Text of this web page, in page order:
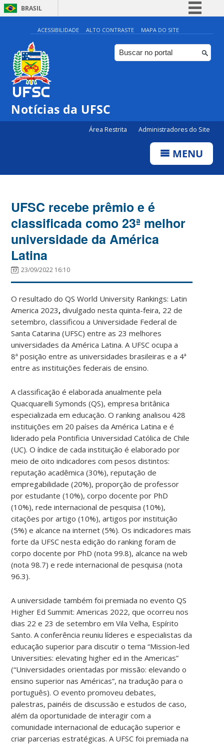
BRASIL
Simplifique!
Comunica BR
Participe
ACESSIBILIDADE ALTO CONTRASTE MAPA DO SITE
Notícias da UFSC
Área Restrita Administradores do Site
MENU
UFSC recebe prêmio e é
classificada como 23ª melhor
universidade da América
Latina
23/09/2022 16:10
O resultado do QS World University Rankings: Latin
America 2023, divulgado nesta quinta-feira, 22 de
setembro, classificou a Universidade Federal de
Santa Catarina (UFSC) entre as 23 melhores
universidades da América Latina. A UFSC ocupa a
8ª posição entre as universidades brasileiras e a 4ª
entre as instituições federais de ensino.
A classificação é elaborada anualmente pela
Quacquarelli Symonds (QS), empresa britânica
especializada em educação. O ranking analisou 428
instituições em 20 países da América Latina e é
liderado pela Pontificia Universidad Católica de Chile
(UC). O índice de cada instituição é elaborado por
meio de oito indicadores com pesos distintos:
reputação acadêmica (30%), reputação de
empregabilidade (20%), proporção de professor
por estudante (10%), corpo docente por PhD
(10%), rede internacional de pesquisa (10%),
citações por artigo (10%), artigos por instituição
(5%) e alcance na internet (5%). Os indicadores mais
forte da UFSC nesta edição do ranking foram de
corpo docente por PhD (nota 99.8), alcance na web
(nota 98.7) e rede internacional de pesquisa (nota
96.3).
A universidade também foi premiada no evento QS
Higher Ed Summit: Americas 2022, que ocorreu nos
dias 22 e 23 de setembro em Vila Velha, Espírito
Santo. A conferência reuniu líderes e especialistas da
educação superior para discutir o tema “Mission-led
Universities: elevating higher ed in the Americas”
(“Universidades orientadas por missão: elevando o
ensino superior nas Américas”, na tradução para o
português). O evento promoveu debates,
palestras, painéis de discussão e estudos de caso,
além da oportunidade de interagir com a
comunidade internacional de educação superior e
criar parcerias estratégicas. A UFSC foi premiada na